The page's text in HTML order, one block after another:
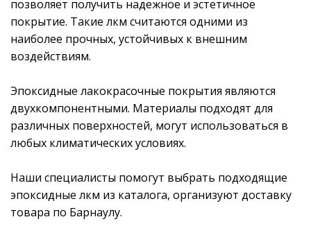
позволяет получить надежное и эстетичное
покрытие. Такие лкм считаются одними из
наиболее прочных, устойчивых к внешним
воздействиям.
Эпоксидные лакокрасочные покрытия являются
двухкомпонентными. Материалы подходят для
различных поверхностей, могут использоваться в
любых климатических условиях.
Наши специалисты помогут выбрать подходящие
эпоксидные лкм из каталога, организуют доставку
товара по Барнаулу.